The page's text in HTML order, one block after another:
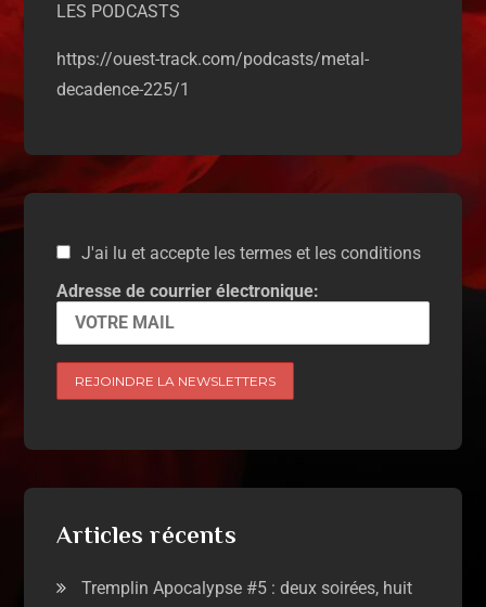
LES PODCASTS
https://ouest-track.com/podcasts/metal-
decadence-225/1
J'ai lu et accepte les termes et les conditions
Adresse de courrier électronique:
Articles récents
Tremplin Apocalypse #5 : deux soirées, huit